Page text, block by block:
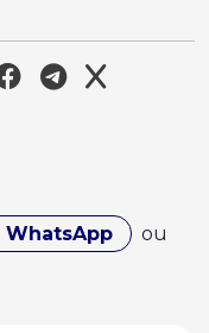
WhatsApp
ou